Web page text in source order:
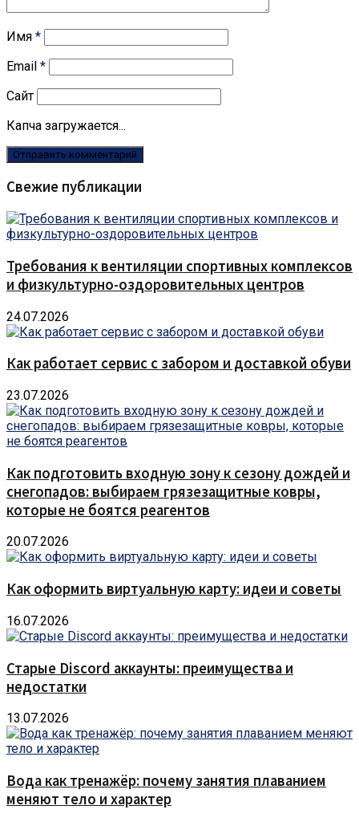
Имя *
Email *
Сайт
Капча загружается...
Свежие публикации
Требования к вентиляции спортивных комплексов
и физкультурно-оздоровительных центров
24.07.2026
Как работает сервис с забором и доставкой обуви
23.07.2026
Как подготовить входную зону к сезону дождей и
снегопадов: выбираем грязезащитные ковры,
которые не боятся реагентов
20.07.2026
Как оформить виртуальную карту: идеи и советы
16.07.2026
Старые Discord аккаунты: преимущества и
недостатки
13.07.2026
Вода как тренажёр: почему занятия плаванием
меняют тело и характер